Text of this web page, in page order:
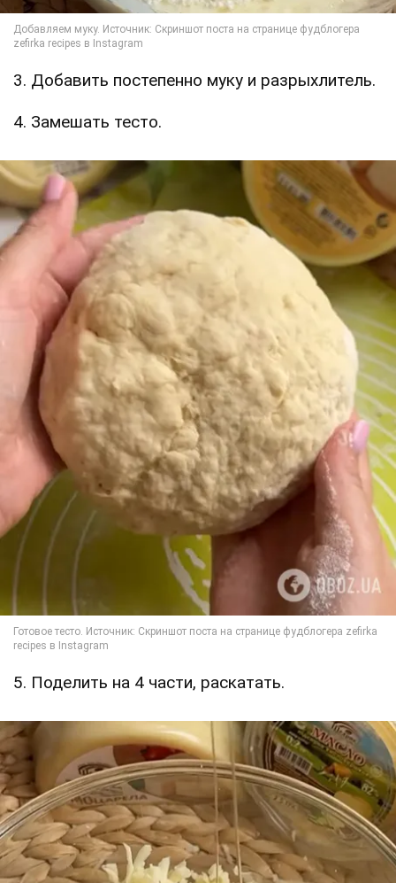
3. Добавить постепенно муку и разрыхлитель.
4. Замешать тесто.
5. Поделить на 4 части, раскатать.